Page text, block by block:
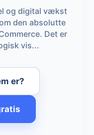
og digital vækst
den absolutte
Det er
vis...
er?